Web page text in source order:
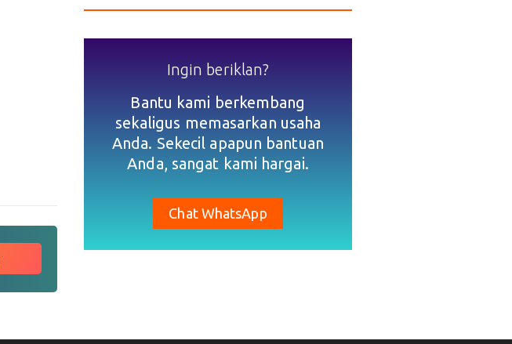
Ingin beriklan?
Bantu kami berkembang
sekaligus memasarkan usaha
Anda. Sekecil apapun bantuan
Anda, sangat kami hargai.
Chat WhatsApp